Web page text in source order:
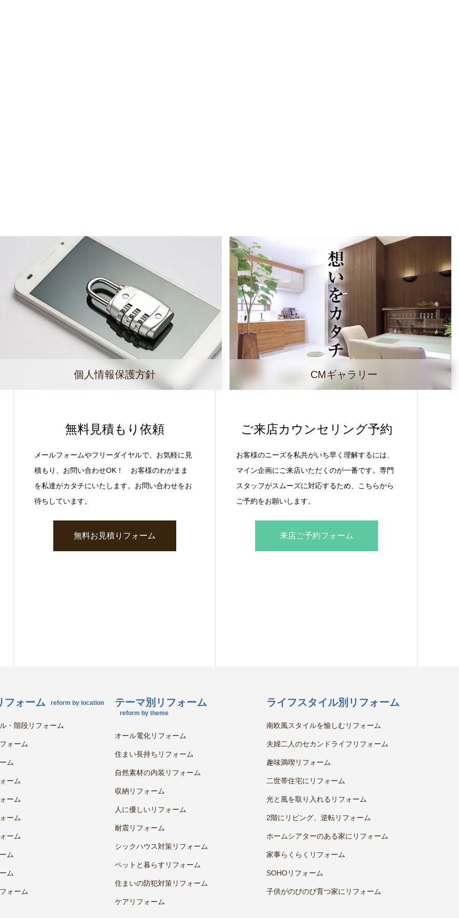
個人情報保護方針 CMギャラリー
無料見積もり依頼
メールフォームやフリーダイヤルで、お気軽に見
積もり、お問い合わせOK！ お客様のわがまま
を私達がカタチにいたします。お問い合わせをお
待ちしています。
無料お見積りフォーム
ご来店カウンセリング予約
お客様のニーズを私共がいち早く理解するには、
マイン企画にご来店いただくのが一番です。専門
スタッフがスムーズに対応するため、こちらから
ご予約をお願いします。
来店ご予約フォーム
フォーム reform by location
・階段リフォーム
ォーム
ム
ーム
ーム
ーム
ーム
ム
ム
ォーム
テーマ別リフォーム
reform by theme
オール電化リフォーム
住まい長持ちリフォーム
自然素材の内装リフォーム
収納リフォーム
人に優しいリフォーム
耐震リフォーム
シックハウス対策リフォーム
ペットと暮らすリフォーム
住まいの防犯対策リフォーム
ケアリフォーム
ライフスタイル別リフォーム
南欧風スタイルを愉しむリフォーム
夫婦二人のセカンドライフリフォーム
趣味満喫リフォーム
二世帯住宅にリフォーム
光と風を取り入れるリフォーム
2階にリビング、逆転リフォーム
ホームシアターのある家にリフォーム
家事らくらくリフォーム
SOHOリフォーム
子供がのびのび育つ家にリフォーム